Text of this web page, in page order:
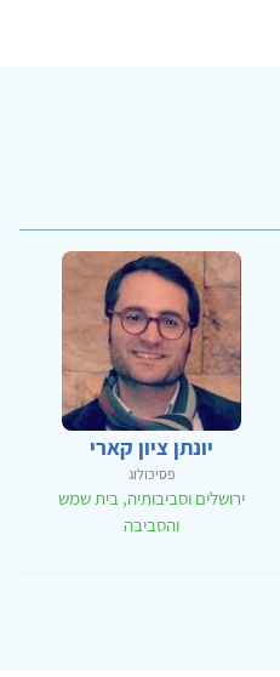
יונתן ציון קארי
פסיכולוג
ירושלים וסביבותיה, בית שמש
והסביבה